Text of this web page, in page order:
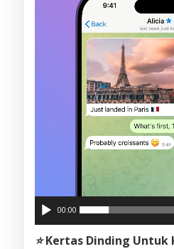
00:00
⭐️ Kertas Dinding Untuk